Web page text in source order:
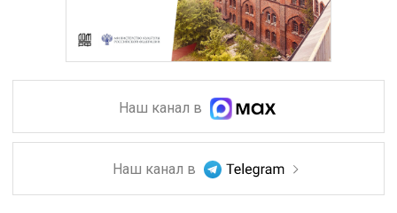
Наш канал в
Наш канал в